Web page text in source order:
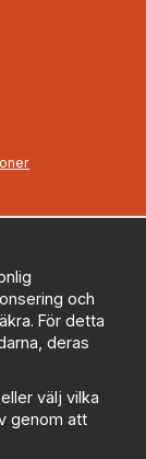
och
För detta
deras
välj vilka
genom att